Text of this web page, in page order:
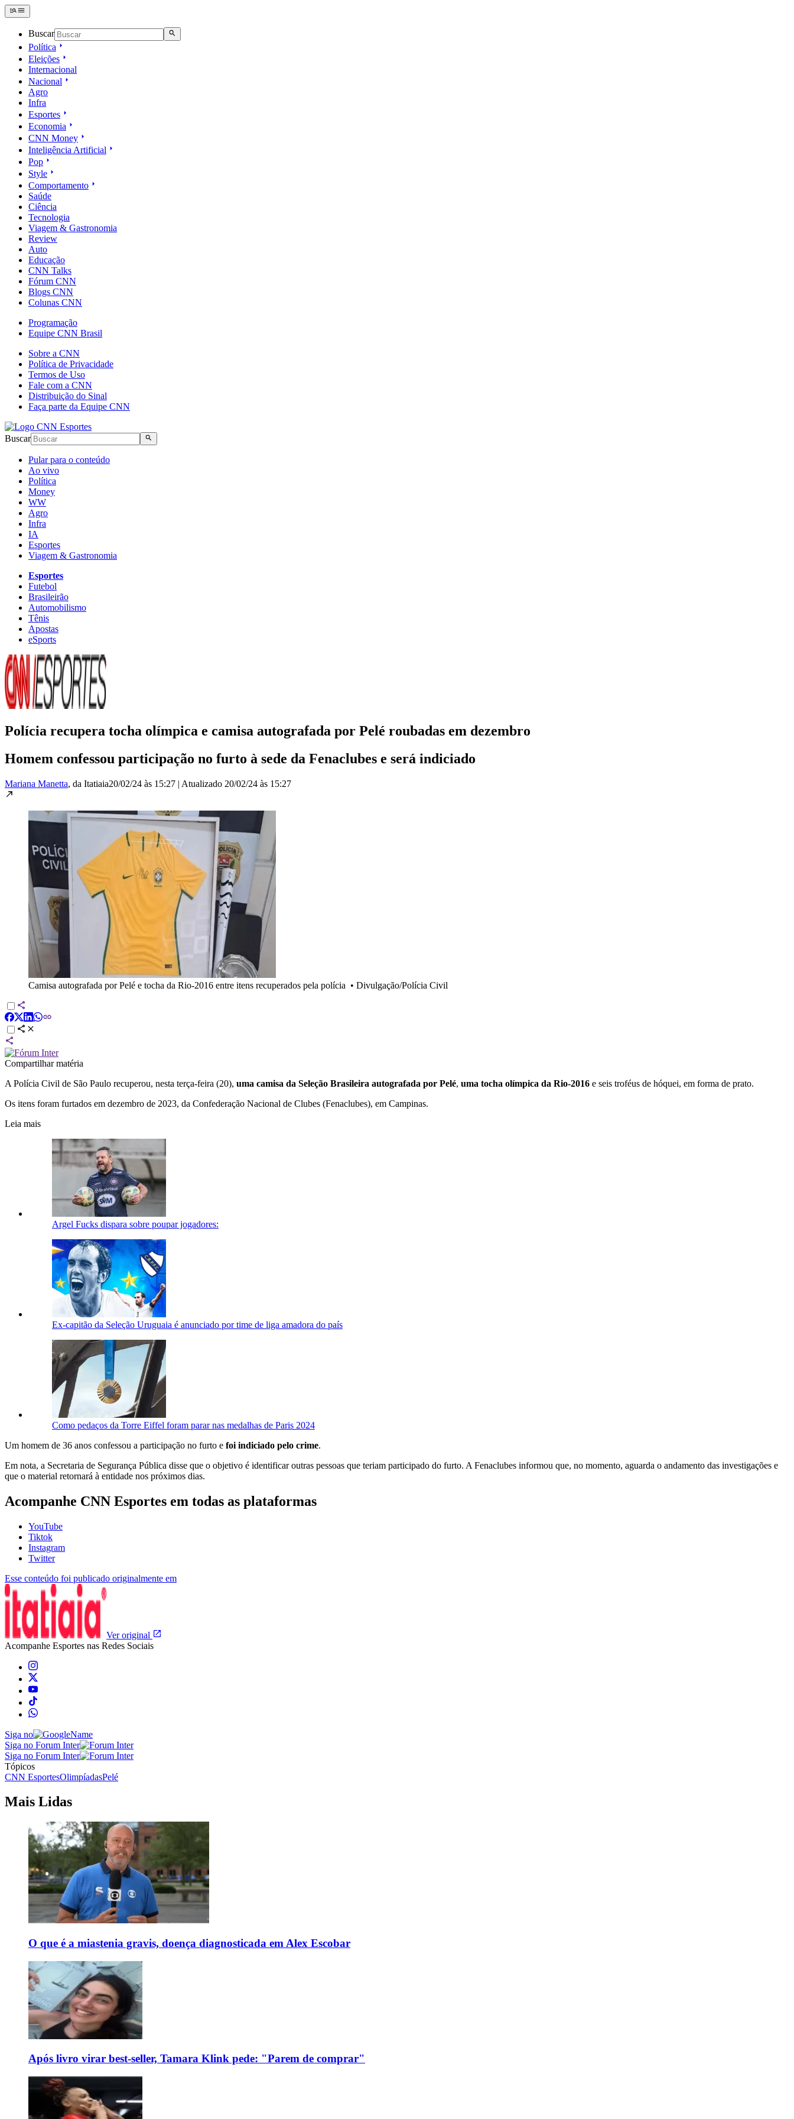
Buscar
Política
Eleições
Internacional
Nacional
Agro
Infra
Esportes
Economia
CNN Money
Inteligência Artificial
Pop
Style
Comportamento
Saúde
Ciência
Tecnologia
Viagem & Gastronomia
Review
Auto
Educação
CNN Talks
Fórum CNN
Blogs CNN
Colunas CNN
Programação
Equipe CNN Brasil
Sobre a CNN
Política de Privacidade
Termos de Uso
Fale com a CNN
Distribuição do Sinal
Faça parte da Equipe CNN
Buscar
Pular para o conteúdo
Ao vivo
Política
Money
WW
Agro
Infra
IA
Esportes
Viagem & Gastronomia
Esportes
Futebol
Brasileirão
Automobilismo
Tênis
Apostas
eSports
Polícia recupera tocha olímpica e camisa autografada por Pelé roubadas em dezembro
Homem confessou participação no furto à sede da Fenaclubes e será indiciado
Mariana Manetta, da Itatiaia20/02/24 às 15:27 | Atualizado 20/02/24 às 15:27
Camisa autografada por Pelé e tocha da Rio-2016 entre itens recuperados pela polícia • Divulgação/Polícia Civil
Compartilhar matéria
A Polícia Civil de São Paulo recuperou, nesta terça-feira (20), uma camisa da Seleção Brasileira autografada por Pelé, uma tocha olímpica da Rio-2016 e seis troféus de hóquei, em forma de prato.
Os itens foram furtados em dezembro de 2023, da Confederação Nacional de Clubes (Fenaclubes), em Campinas.
Leia mais
Argel Fucks dispara sobre poupar jogadores:
Ex-capitão da Seleção Uruguaia é anunciado por time de liga amadora do país
Como pedaços da Torre Eiffel foram parar nas medalhas de Paris 2024
Um homem de 36 anos confessou a participação no furto e foi indiciado pelo crime.
Em nota, a Secretaria de Segurança Pública disse que o objetivo é identificar outras pessoas que teriam participado do furto. A Fenaclubes informou que, no momento, aguarda o andamento das investigações e
que o material retornará à entidade nos próximos dias.
Acompanhe CNN Esportes em todas as plataformas
YouTube
Tiktok
Instagram
Twitter
Esse conteúdo foi publicado originalmente em
Ver original
Acompanhe Esportes nas Redes Sociais
Siga no
Siga no Forum Inter
Siga no Forum Inter
Tópicos
CNN EsportesOlimpíadasPelé
Mais Lidas
O que é a miastenia gravis, doença diagnosticada em Alex Escobar
Após livro virar best-seller, Tamara Klink pede: "Parem de comprar"